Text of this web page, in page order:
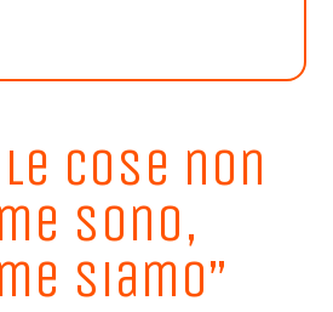
cose non
sono,
siamo”